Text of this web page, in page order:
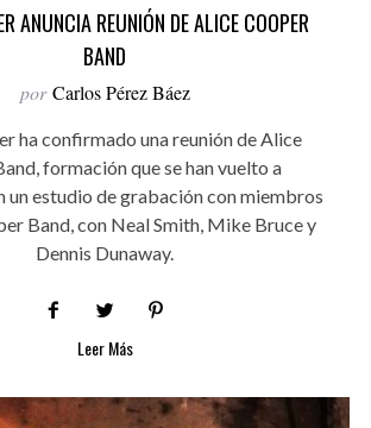
ANUNCIA REUNIÓN DE ALICE COOPER
BAND
por Carlos Pérez Báez
ha confirmado una reunión de Alice
formación que se han vuelto a
un estudio de grabación con miembros
Band, con Neal Smith, Mike Bruce y
Dennis Dunaway.
Leer Más